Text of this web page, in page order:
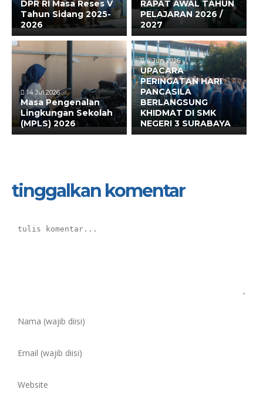
DPR RI Masa Reses V
Tahun Sidang 2025-
2026
RAPAT AWAL TAHUN
PELAJARAN 2026 /
2027
14 Jul 2026
Masa Pengenalan
Lingkungan Sekolah
(MPLS) 2026
4 Jun 2026
UPACARA
PERINGATAN HARI
PANCASILA
BERLANGSUNG
KHIDMAT DI SMK
NEGERI 3 SURABAYA
tinggalkan komentar